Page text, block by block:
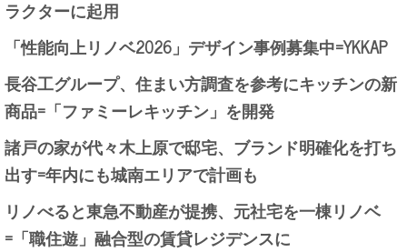
ラクターに起用
「性能向上リノベ2026」デザイン事例募集中=YKKAP
長谷工グループ、住まい方調査を参考にキッチンの新
商品=「ファミーレキッチン」を開発
諸戸の家が代々木上原で邸宅、ブランド明確化を打ち
出す=年内にも城南エリアで計画も
リノべると東急不動産が提携、元社宅を一棟リノベ
=「職住遊」融合型の賃貸レジデンスに